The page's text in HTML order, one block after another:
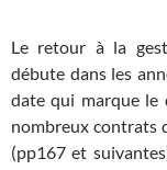
Le retour à la
débute dans les
date qui marque le
nombreux contrats
(pp167 et